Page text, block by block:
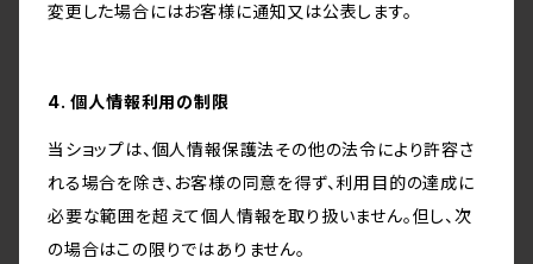
変更した場合にはお客様に通知又は公表します。
4. 個人情報利用の制限
当ショップは、個人情報保護法その他の法令により許容さ
れる場合を除き、お客様の同意を得ず、利用目的の達成に
必要な範囲を超えて個人情報を取り扱いません。但し、次
の場合はこの限りではありません。